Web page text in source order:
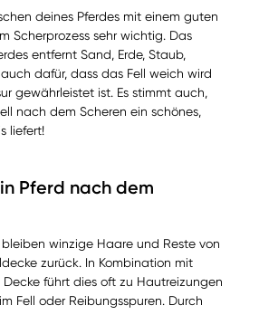
deines Pferdes mit einem guten
Scherprozess sehr wichtig. Das
entfernt Sand, Erde, Staub,
dafür, dass das Fell weich wird
gewährleistet ist. Es stimmt auch,
nach dem Scheren ein schönes,
liefert!
Pferd nach dem
winzige Haare und Reste von
zurück. In Kombination mit
führt dies oft zu Hautreizungen
Fell oder Reibungsspuren. Durch